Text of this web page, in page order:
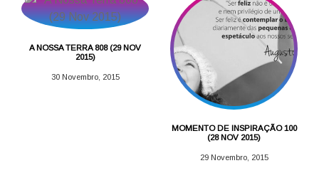
A NOSSA TERRA 808 (29 NOV
2015)
30 Novembro, 2015
MOMENTO DE INSPIRAÇÃO 100
(28 NOV 2015)
29 Novembro, 2015